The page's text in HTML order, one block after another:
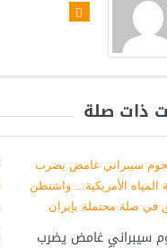
ذات صلة
سيبراني غامض يضرب